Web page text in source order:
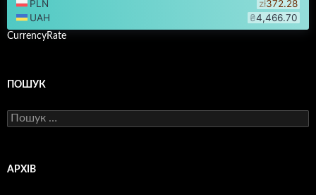
CurrencyRate
ПОШУК
Пошук:
АРХІВ